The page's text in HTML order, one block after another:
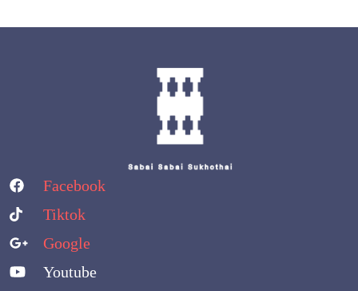
Facebook
Tiktok
Google
Youtube